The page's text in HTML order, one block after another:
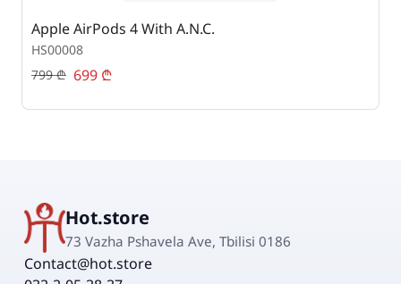
Apple AirPods 4 With A.N.C.
HS00008
799₾ 699 ₾
Hot.store
73 Vazha Pshavela Ave, Tbilisi 0186
Contact@hot.store